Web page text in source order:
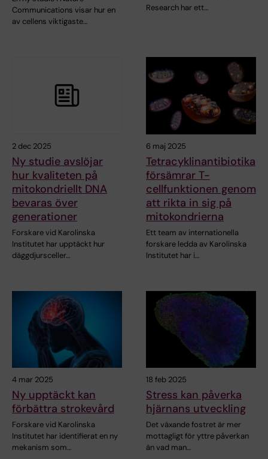
Communications visar hur en
av cellens viktigaste…
Research har ett…
2 dec 2025
Ny studie avslöjar
hur kvaliteten på
mitokondriellt DNA
bevaras över
generationer
Forskare vid Karolinska
Institutet har upptäckt hur
däggdjursceller…
6 maj 2025
Tetracyklinantibiotika
försämrar T-
cellfunktionen genom
att rikta in sig på
mitokondrierna
Ett team av internationella
forskare ledda av Karolinska
Institutet har i…
4 mar 2025
Ny upptäckt kan
förbättra strokevård
Forskare vid Karolinska
Institutet har identifierat en ny
mekanism som…
18 feb 2025
Stress kan påverka
hjärnans utveckling
Det växande fostret är mer
mottagligt för yttre påverkan
än vad man…